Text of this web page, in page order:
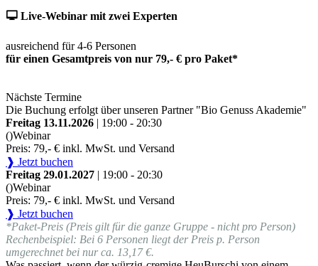
🖵 Live-Webinar mit zwei Experten
ausreichend für 4-6 Personen
für einen Gesamtpreis von nur 79,- € pro Paket*
Nächste Termine
Die Buchung erfolgt über unseren Partner "Bio Genuss Akademie"
Freitag 13.11.2026 | 19:00 - 20:30
()Webinar
Preis: 79,- € inkl. MwSt. und Versand
❱ Jetzt buchen
Freitag 29.01.2027 | 19:00 - 20:30
()Webinar
Preis: 79,- € inkl. MwSt. und Versand
❱ Jetzt buchen
*Paket-Preis (Preis gilt für die ganze Gruppe - nicht pro Person)
Rechenbeispiel: Bei 6 Personen liegt der Preis p. Person
umgerechnet bei nur ca. 13,17 €.